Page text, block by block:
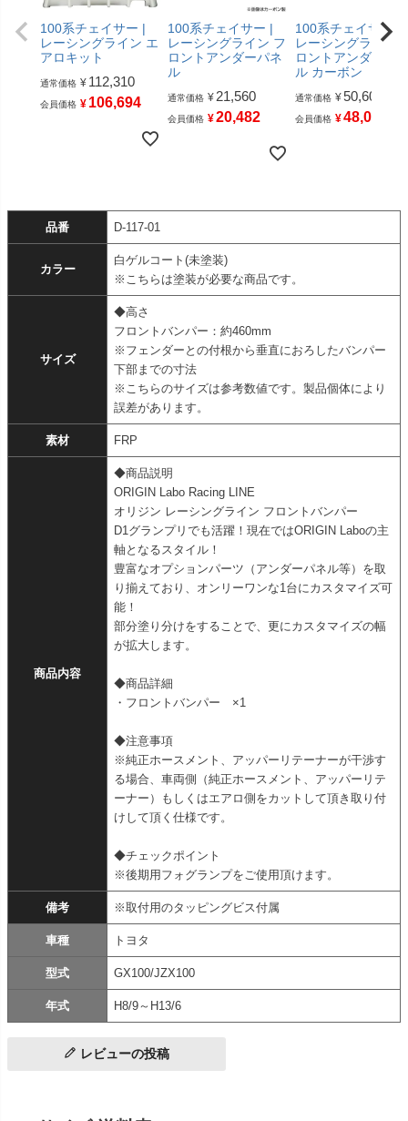
100系チェイサー |
レーシングライン エ
アロキット
通常価格 ¥ 112,310
会員価格 ¥ 106,694
100系チェイサー |
レーシングライン フ
ロントアンダーパネ
ル
通常価格 ¥ 21,560
会員価格 ¥20,482
100系チェイサー |
レーシングライン
ロントアンダーパ
ル カーボン
通常価格 ¥50,600
会員価格 ¥48,070
品番 D-117-01
カラー
白ゲルコート(未塗装)
※こちらは塗装が必要な商品です。
サイズ
◆高さ
フロントバンパー：約460mm
※フェンダーとの付根から垂直におろしたバンパー
下部までの寸法
※こちらのサイズは参考数値です。製品個体により
誤差があります。
素材 FRP
商品内容
◆商品説明
ORIGIN Labo Racing LINE
オリジン レーシングライン フロントバンパー
D1グランプリでも活躍！現在ではORIGIN Laboの主
軸となるスタイル！
豊富なオプションパーツ（アンダーパネル等）を取
り揃えており、オンリーワンな1台にカスタマイズ可
能！
部分塗り分けをすることで、更にカスタマイズの幅
が拡大します。
◆商品詳細
・フロントバンパー ×1
◆注意事項
※純正ホースメント、アッパーリテーナーが干渉す
る場合、車両側（純正ホースメント、アッパーリテ
ーナー）もしくはエアロ側をカットして頂き取り付
けして頂く仕様です。
◆チェックポイント
※後期用フォグランプをご使用頂けます。
備考 ※取付用のタッピングビス付属
車種 トヨタ
型式 GX100/JZX100
年式 H8/9～H13/6
レビューの投稿